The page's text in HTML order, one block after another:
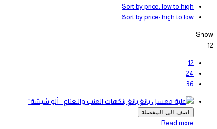
Sort by price: low to high
Sort by price: high to low
Show
12
12
24
36
اضف الى المفضلة
Read more